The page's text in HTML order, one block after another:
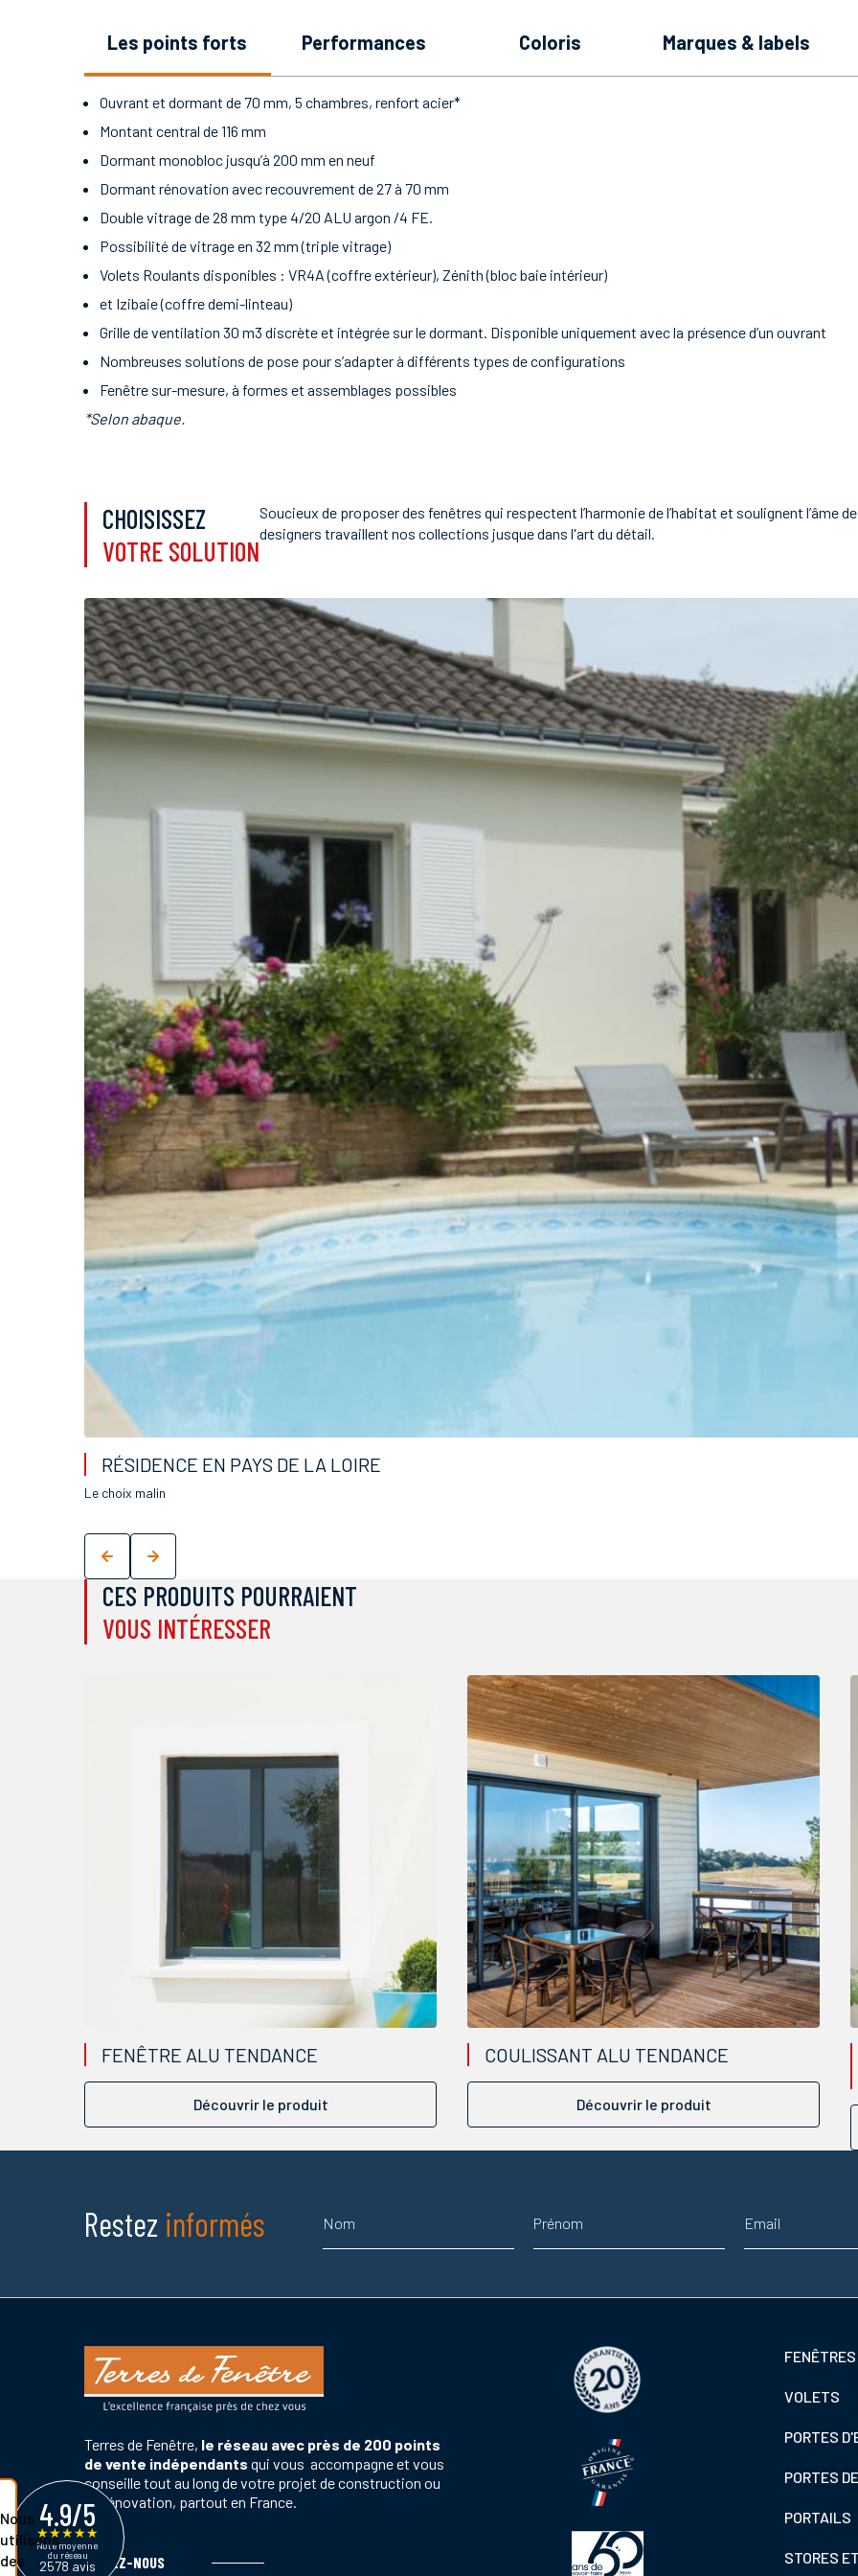
les points forts performances coloris marques & labels
Ouvrant et dormant de 70 mm, 5 chambres, renfort acier*
Montant central de 116 mm
Dormant monobloc jusqu’à 200 mm en neuf
Dormant rénovation avec recouvrement de 27 à 70 mm
Double vitrage de 28 mm type 4/20 ALU argon /4 FE.
Possibilité de vitrage en 32 mm (triple vitrage)
Volets Roulants disponibles : VR4A (coffre extérieur), Zénith (bloc baie intérieur)
et Izibaie (coffre demi-linteau)
Grille de ventilation 30 m3 discrète et intégrée sur le dormant. Disponible uniquement avec la présence d’un ouvrant
Nombreuses solutions de pose pour s’adapter à différents types de configurations
Fenêtre sur-mesure, à formes et assemblages possibles
*Selon abaque.
CHOISISSEZ
VOTRE SOLUTION
Soucieux de proposer des fenêtres qui respectent l’harmonie de l’habitat et soulignent l’âme
designers travaillent nos collections jusque dans l'art du détail.
RÉSIDENCE EN PAYS DE LA LOIRE
Le choix malin
CES PRODUITS POURRAIENT
VOUS INTÉRESSER
FENÊTRE ALU TENDANCE
Découvrir le produit
COULISSANT ALU TENDANCE
Découvrir le produit
Restez informés
Terres de Fenêtre, le réseau avec près de 200 points
de vente indépendants qui vous accompagne et vous
conseille tout au long de votre projet de construction ou
de rénovation, partout en France.
SUIVEZ-NOUS
Footer
de
FENÊTRES
VOLETS
PORTES
PORTES
PORTAILS
STORES
4.9/5
★★★★★
Note moyenne
du réseau
2578 avis
Nous
utilisons
des